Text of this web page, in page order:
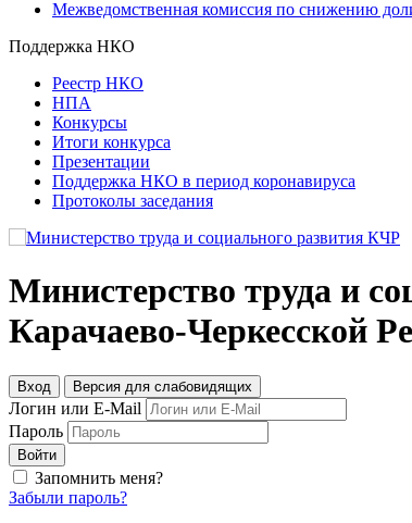
Межведомственная комиссия по снижению
Поддержка НКО
Реестр НКО
НПА
Конкурсы
Итоги конкурса
Презентации
Поддержка НКО в период коронавируса
Протоколы заседания
Министерство труда и
Карачаево-Черкесской
Вход Версия для слабовидящих
Логин или E-Mail
Пароль
Войти
Запомнить меня?
Забыли пароль?